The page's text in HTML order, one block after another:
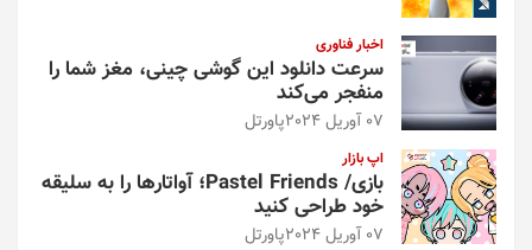
اخبار فناوری
سرعت دانلود این گوشی چینی، مغز شما را
منفجر می‌کند
07 آوریل 2024 پاورتل
اپ بازار
بازی/ Pastel Friends؛ آواتارها را به سلیقه
خود طراحی کنید
07 آوریل 2024 پاورتل